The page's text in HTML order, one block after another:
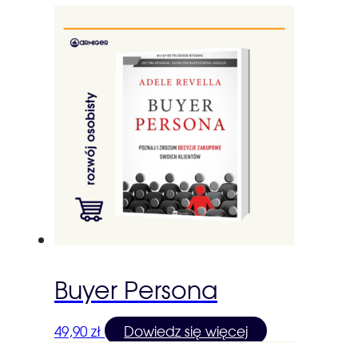
Buyer Persona
49,90 zł Dowiedz się więcej